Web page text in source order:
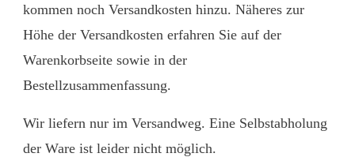
kommen noch Versandkosten hinzu. Näheres zur
Höhe der Versandkosten erfahren Sie auf der
Warenkorbseite sowie in der
Bestellzusammenfassung.
Wir liefern nur im Versandweg. Eine Selbstabholung
der Ware ist leider nicht möglich.